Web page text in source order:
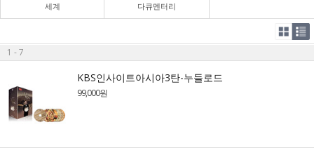
세계 다큐멘터리
1 - 7
KBS인사이트아시아3탄-누들로드
99,000원